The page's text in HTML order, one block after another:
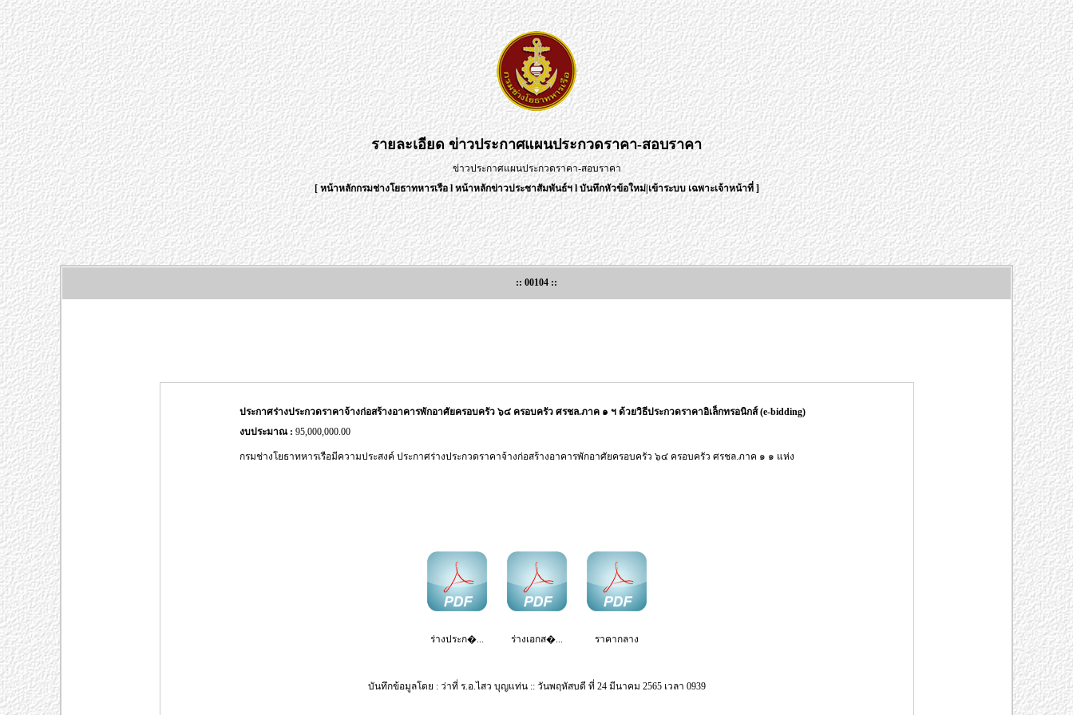
รายละเอียดข่าวประกาศแผนประกวดราคา-สอบราคา
ข่าวประกาศแผนประกวดราคา-สอบราคา
[หน้าหลักกรมช่างโยธาทหารเรือlหน้าหลักข่าวประชาสัมพันธ์ฯlบันทึกหัวข้อใหม่|เข้าระบบ เฉพาะเจ้าหน้าที่]
:: 00104 ::
ประกาศร่างประกวดราคาจ้างก่อสร้างอาคารพักอาศัยครอบครัว ๖๔ ครอบครัว ศรชล.ภาค ๑ ฯ ด้วยวิธีประกวดราคาอิเล็กทรอนิกส์ (e-bidding)
งบประมาณ : 95,000,000.00
กรมช่างโยธาทหารเรือมีความประสงค์ ประกาศร่างประกวดราคาจ้างก่อสร้างอาคารพักอาศัยครอบครัว ๖๔ ครอบครัว ศรชล.ภาค ๑ ๑ แห่ง
ร่างประก�... ร่างเอกส�... ราคากลาง
บันทึกข้อมูลโดย : ว่าที่ ร.อ.ไสว บุญแท่น :: วันพฤหัสบดี ที่ 24 มีนาคม 2565 เวลา 0939